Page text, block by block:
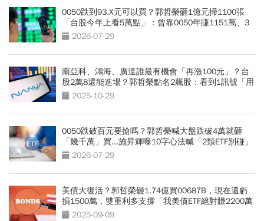
0050跌到93.X元可以買？郭哲榮砸1億元掃1100張
「台股今年上看5萬點」：曾靠0050年賺1151萬、3
策略曝光
2026-07-29
南亞科、鴻海、廣達誰最有機會「再漲100元」？台
股2萬8還能進場？郭哲榮點名2飆股：看到1訊號「用
力買」
2025-10-29
0050跌破百元要搶嗎？郭哲榮喊大盤跌破4萬就砸
「幾千萬」買...施昇輝曝10字心法喊「2類ETF別碰」
2026-07-29
美債大復活？郭哲榮砸1.74億買00687B，現在還虧
損1500萬，雙重利多支撐「我美債ETF絕對賺2200萬
出場」
2025-09-09